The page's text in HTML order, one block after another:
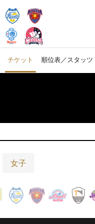
チケット 順位表／スタッツ
女子